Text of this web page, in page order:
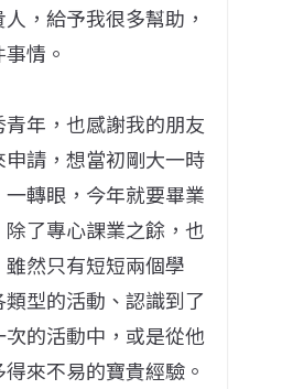
，給予我很多幫助，
情。
年，也感謝我的朋友
請，想當初剛大一時
轉眼，今年就要畢業
了專心課業之餘，也
然只有短短兩個學
型的活動、認識到了
的活動中，或是從他
來不易的寶貴經驗。